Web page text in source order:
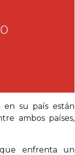
en su país están
ambos países,
enfrenta un